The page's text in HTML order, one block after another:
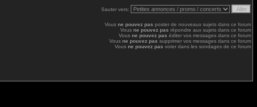
Sauter vers:
Vous ne pouvez pas poster de nouveaux sujets dans ce forum
Vous ne pouvez pas répondre aux sujets dans ce forum
Vous ne pouvez pas éditer vos messages dans ce forum
Vous ne pouvez pas supprimer vos messages dans ce forum
Vous ne pouvez pas voter dans les sondages de ce forum